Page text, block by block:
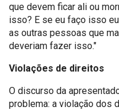
que devem ficar ali ou
isso? E se eu faço isso
as outras pessoas que
deveriam fazer isso."
Violações de direitos
O discurso da
problema: a violação dos